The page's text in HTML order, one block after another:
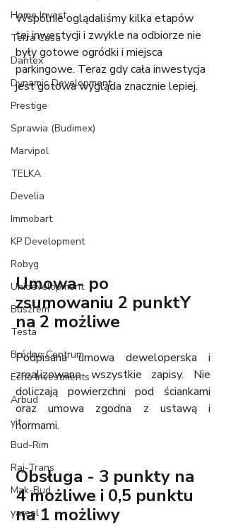
Home Invest
Terra Casa
Dantex
Dynamic Development
Prestige
Sprawia (Budimex)
Marvipol
TELKA
Develia
Immobart
KP Development
Robyg
Unidevelopment
Buszrem
Testa
Bródno Centrum
Echo Investments
Arbud
yit
Bud-Rim
Raj-Trans
Mak-Bud
yareal
Wspólnie oglądaliśmy kilka etapów
tej inwestycji i zwykle na odbiorze nie
były gotowe ogródki i miejsca
parkingowe. Teraz gdy cała inwestycja
jest gotowa wygląda znacznie lepiej.
Umowa- po
zsumowaniu 2 punktY
na 2 możliwe
Podpisana umowa deweloperska i
zrealizowano wszystkie zapisy. Nie
doliczają powierzchni pod ściankami
oraz umowa zgodna z ustawą i
normami.
Obsługa - 3 punkty na
4 możliwe i 0,5 punktu
na 1 możliwy